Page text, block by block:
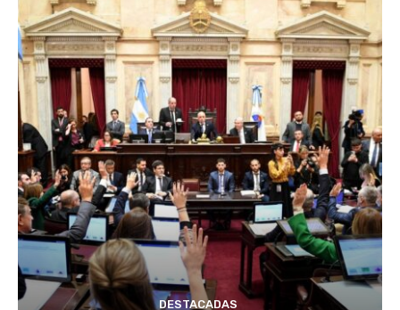
DESTACADAS